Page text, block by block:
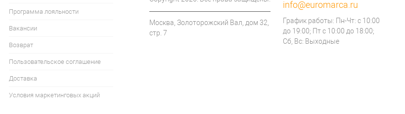
Программа лояльности
Вакансии
Возврат
Пользовательское соглашение
Доставка
Условия маркетинговых акций
Москва, Золоторожский Вал, дом 32,
стр. 7
info@euromarca.ru
График работы: Пн-Чт: с 10:00
до 19:00; Пт с 10:00 до 18:00;
Сб, Вс: Выходные